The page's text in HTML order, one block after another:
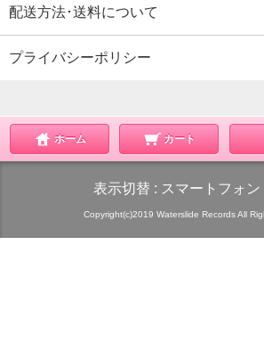
配送方法･送料について
プライバシーポリシー
ホーム カート
表示切替 : スマートフォン
Copyright(c)2019 Waterslide Records All